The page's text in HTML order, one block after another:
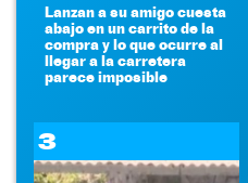
Lanzan a su amigo cuesta
abajo en un carrito de la
compra y lo que ocurre al
llegar a la carretera
parece imposible
3